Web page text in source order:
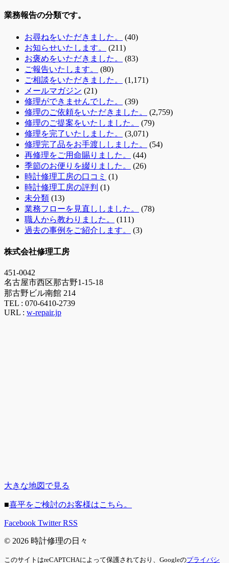
業務報告の分類です。
お尋ねをいただきました。
(40)
お知らせいたします。
(211)
お褒めをいただきました。
(83)
ご報告いたします。
(80)
ご相談をいただきました。
(1,171)
メールマガジン (21)
修理ができませんでした。
(39)
修理のご依頼をいただきました。
(2,759)
修理のご提案をいたしました。
(79)
修理を完了いたしました。
(3,071)
修理完了品をお手渡ししました。
(54)
再修理をご用命賜りました。
(44)
季節のお便りを綴りました。
(26)
時計修理工房の口コミ (1)
時計修理工房の評判 (1)
未分類 (13)
業務フローを見直ししました。
(78)
職人から教わりました。
(111)
過去の事例をご紹介します。
(3)
株式会社修理工房
451-0042
名古屋市西区那古野1-15-18
那古野ビル南館 214
TEL : 070-6410-2739
URL : w-repair.jp
大きな地図で見る
■喜平をご検討のお客様はこちら。
Facebook Twitter RSS
© 2026 時計修理の日々
このサイトはreCAPTCHAによって保護されており、Googleのプライバシ